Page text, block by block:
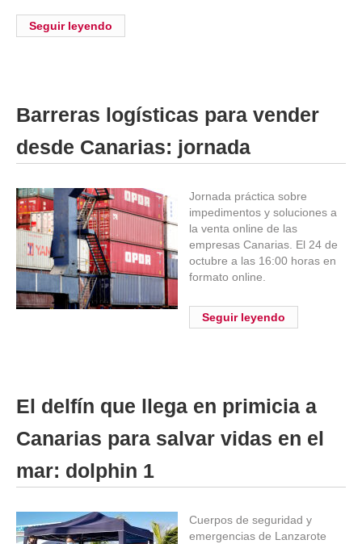
Seguir leyendo
Barreras logísticas para vender
desde Canarias: jornada
Jornada práctica sobre
impedimentos y soluciones a
la venta online de las
empresas Canarias. El 24 de
octubre a las 16:00 horas en
formato online.
Seguir leyendo
El delfín que llega en primicia a
Canarias para salvar vidas en el
mar: dolphin 1
Cuerpos de seguridad y
emergencias de Lanzarote